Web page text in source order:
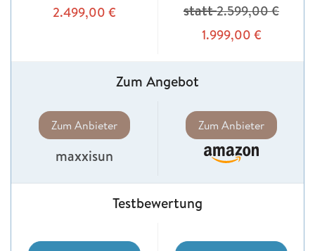
2.499,00 € statt2.599,00€
1.999,00 €
Zum Angebot
Zum Anbieter
maxxisun
Zum Anbieter
Testbewertung